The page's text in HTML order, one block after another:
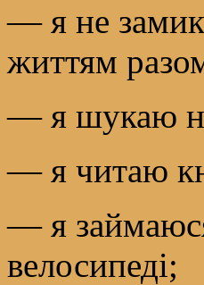
— я не
життям
— я шукаю
— я читаю
— я
велосипеді;